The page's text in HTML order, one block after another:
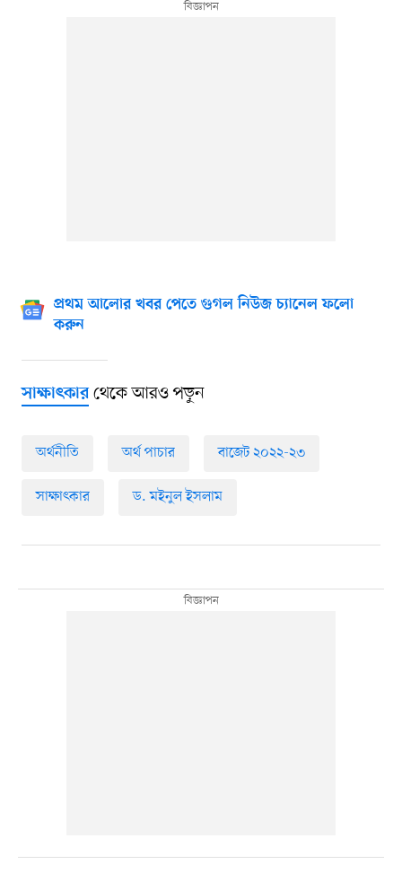
প্রথম আলোর খবর পেতে গুগল নিউজ চ্যানেল ফলো
করুন
সাক্ষাৎকারথেকে আরও পড়ুন
অর্থনীতি অর্থ পাচার বাজেট ২০২২-২৩
সাক্ষাৎকার ড. মইনুল ইসলাম